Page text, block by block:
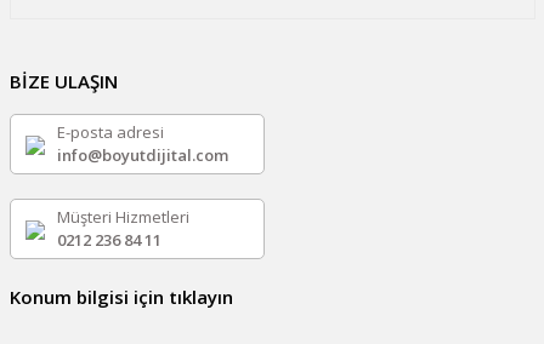
BİZE ULAŞIN
E-posta adresi
info@boyutdijital.com
Müşteri Hizmetleri
0212 236 84 11
Konum bilgisi için tıklayın